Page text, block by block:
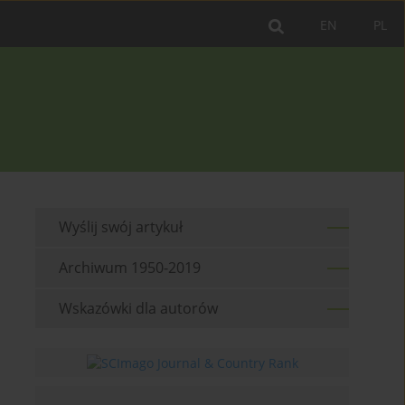
PL
EN
Wyślij swój artykuł
Archiwum 1950-2019
Wskazówki dla autorów